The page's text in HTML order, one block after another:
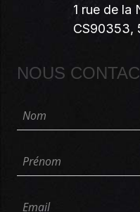
1 rue de la
CS90353,
NOUS
Nom
Prénom
Email